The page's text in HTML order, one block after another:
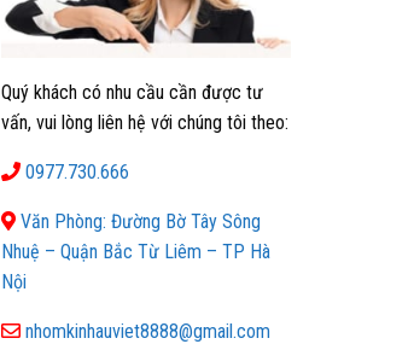
Quý khách có nhu cầu cần được tư
vấn, vui lòng liên hệ với chúng tôi theo:
0977.730.666
Văn Phòng: Đường Bờ Tây Sông
Nhuệ – Quận Bắc Từ Liêm – TP Hà
Nội
nhomkinhauviet8888@gmail.com